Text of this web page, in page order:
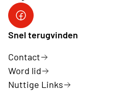
Neos DiNA
Snel terugvinden
Contact
Word lid
Nuttige Links